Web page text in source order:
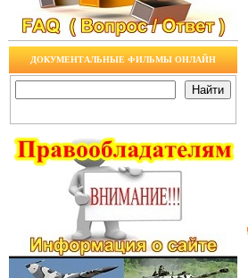
ДОКУМЕНТАЛЬНЫЕ ФИЛЬМЫ ОНЛАЙН